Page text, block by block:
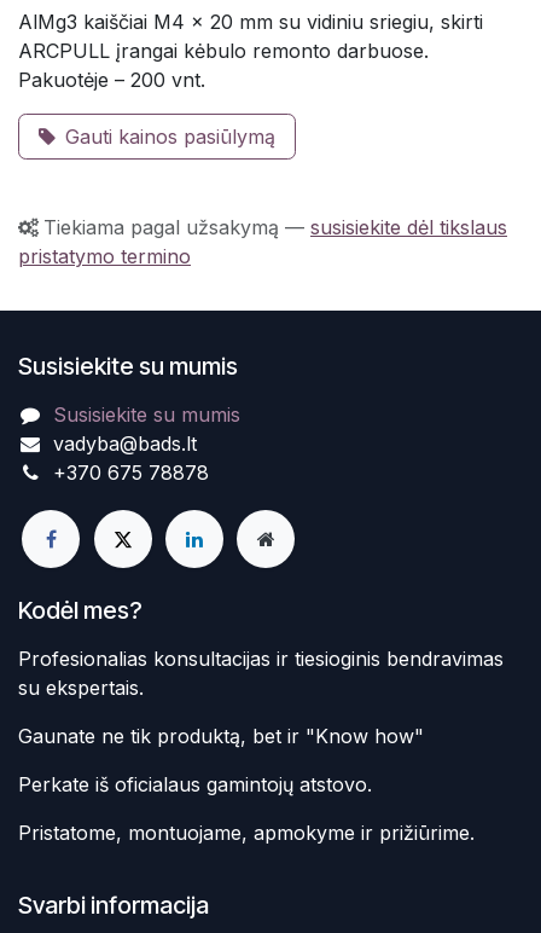
AlMg3 kaiščiai M4 × 20 mm su vidiniu sriegiu, skirti
ARCPULL įrangai kėbulo remonto darbuose.
Pakuotėje – 200 vnt.
Gauti kainos pasiūlymą
Tiekiama pagal užsakymą — susisiekite dėl tikslaus
pristatymo termino
Susisiekite su mumis
Susisiekite su mumis
vadyba@bads.lt
+370 675 78878
Kodėl mes?
Profesionalias konsultacijas ir tiesioginis bendravimas
su ekspertais.
Gaunate ne tik produktą, bet ir "Know how"
Perkate iš oficialaus gamintojų atstovo.
Pristatome, montuojame, apmokyme ir prižiūrime.
Svarbi informacija